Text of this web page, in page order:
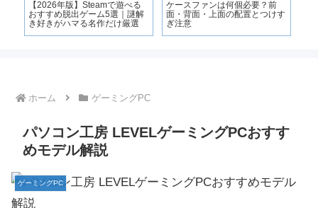
【2026年版】Steamで遊べる
おすすめ脱出ゲーム5選｜謎解
き好きがハマる名作だけ厳選
ケースファンは何個必要？前
面・背面・上面の配置とつけす
ぎ注意
ホーム ゲーミングPC
パソコン工房 LEVELゲーミングPCおすす
めモデル解説
ゲーミングPC